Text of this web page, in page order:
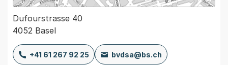
Dufourstrasse 40
4052 Basel
+41 61 267 92 25 bvdsa@bs.ch